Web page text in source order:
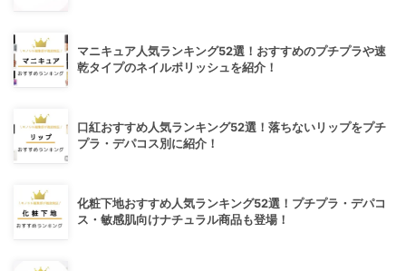
マニキュア人気ランキング52選！おすすめのプチプラや速
乾タイプのネイルポリッシュを紹介！
口紅おすすめ人気ランキング52選！落ちないリップをプチ
プラ・デパコス別に紹介！
化粧下地おすすめ人気ランキング52選！プチプラ・デパコ
ス・敏感肌向けナチュラル商品も登場！